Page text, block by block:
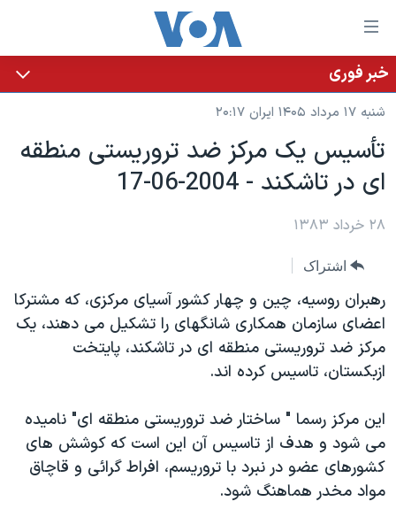
لینکهای
قابل
دسترسی
جهش
محتوای
اصلی
جهش
به
اصلی
جهش
به
جستجو
خانه
نسخه سبک وب‌سایت
موضوع ها
ایران
آمریکا
گزیده‌ها
ویژه برنامه‌ها
ویدیوها
فرهنگ و زندگی
حقوق شهروندی
اقتصادی
برنامه های تلویزیونی
جدول برنامه ها
صفحه‌های ویژه
عملیات خشم حماسی
۲۵۰سالگی آمریکا
بایگانی برنامه‌های تلویزیونی
مستندها
انتخابات ریاست جمهوری آمریکا ۲۰۲۴
حمله جمهوری اسلامی به اسرائیل
پخش رادیویی
یادگیری زبان انگلیسی
دنبال کنید
خبر فوری
شنبه ۱۷ مرداد ۱۴۰۵ ایران ۲۰:۱۷
تأسيس يک مرکز ضد تروريستی منطقه
ای در تاشکند - 2004-06-17
۲۸ خرداد ۱۳۸۳
اشتراک
رهبران روسيه، چين و چهار کشور آسيای مرکزی، که مشترکا
اعضای سازمان همکاری شانگهای را تشکيل می دهند، يک
مرکز ضد تروريستی منطقه ای در تاشکند، پايتخت
ازبکستان، تاسيس کرده اند.
اين مرکز رسما " ساختار ضد تروريستی منطقه ای" ناميده
می شود و هدف از تاسيس آن اين است که کوشش های
کشورهای عضو در نبرد با تروريسم، افراط گرائی و قاچاق
مواد مخدر هماهنگ شود.